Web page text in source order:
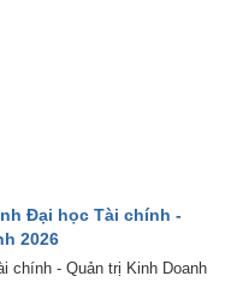
Đại học Tài chính -
2026
chính - Quản trị Kinh Doanh